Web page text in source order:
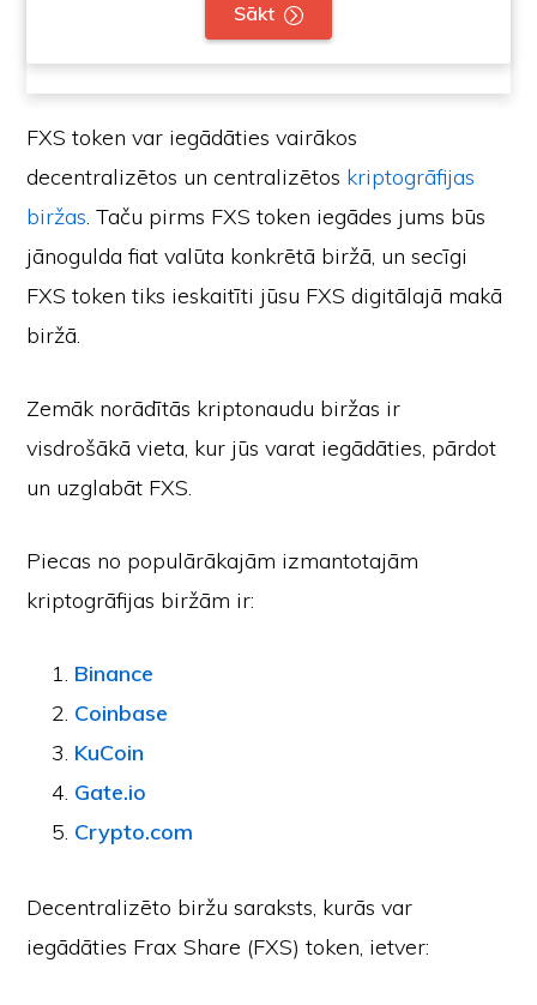
Sākt
FXS token var iegādāties vairākos
decentralizētos un centralizētos kriptogrāfijas
biržas. Taču pirms FXS token iegādes jums būs
jānogulda fiat valūta konkrētā biržā, un secīgi
FXS token tiks ieskaitīti jūsu FXS digitālajā makā
biržā.
Zemāk norādītās kriptonaudu biržas ir
visdrošākā vieta, kur jūs varat iegādāties, pārdot
un uzglabāt FXS.
Piecas no populārākajām izmantotajām
kriptogrāfijas biržām ir:
Binance
Coinbase
KuCoin
Gate.io
Crypto.com
Decentralizēto biržu saraksts, kurās var
iegādāties Frax Share (FXS) token, ietver: